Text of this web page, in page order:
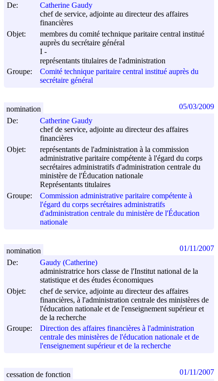
De:
Catherine Gaudy
chef de service, adjointe au directeur des affaires
financières
Objet:
membres du comité technique paritaire central institué
auprès du secrétaire général
I -
représentants titulaires de l'administration
Groupe:
Comité technique paritaire central institué auprès du
secrétaire général
De:
Catherine Gaudy
chef de service, adjointe au directeur des affaires
financières
Objet:
représentants de l'administration à la commission
administrative paritaire compétente à l'égard du corps
secrétaires administratifs d'administration centrale du
ministère de l'Éducation nationale
Représentants titulaires
Groupe:
Commission administrative paritaire compétente à
l'égard du corps secrétaires administratifs
d'administration centrale du ministère de l'Éducation
nationale
nomination 05/03/2009
De:
Gaudy (Catherine)
administratrice hors classe de l'Institut national de la
statistique et des études économiques
Objet:
chef de service, adjointe au directeur des affaires
financières, à l'administration centrale des ministères de
l'éducation nationale et de l'enseignement supérieur et
de la recherche
Groupe:
Direction des affaires financières à l'administration
centrale des ministères de l'éducation nationale et de
l'enseignement supérieur et de la recherche
nomination 01/11/2007
cessation de fonction 01/11/2007